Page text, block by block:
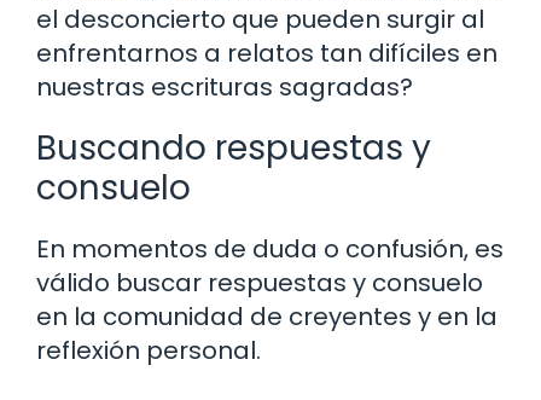
el desconcierto que pueden surgir al
enfrentarnos a relatos tan difíciles en
nuestras escrituras sagradas?
Buscando respuestas y
consuelo
En momentos de duda o confusión, es
válido buscar respuestas y consuelo
en la comunidad de creyentes y en la
reflexión personal.